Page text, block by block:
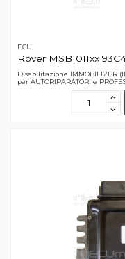
ECU
Rover MSB1011xx
Disabilitazione IMMOBILIZER
per AUTORIPARATORI e